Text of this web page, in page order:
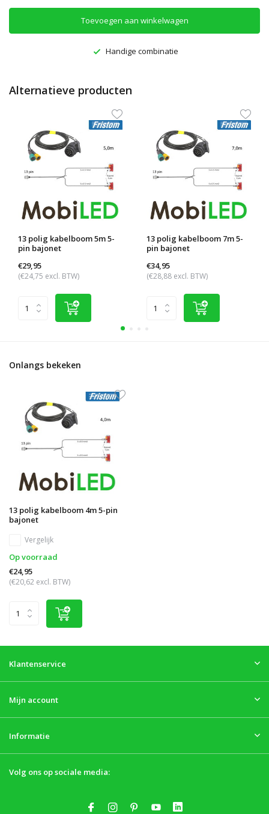
Toevoegen aan winkelwagen
Handige combinatie
Alternatieve producten
13 polig kabelboom 5m 5-
pin bajonet
€29,95
(€24,75 excl. BTW)
13 polig kabelboom 7m 5-
pin bajonet
€34,95
(€28,88 excl. BTW)
Onlangs bekeken
13 polig kabelboom 4m 5-pin
bajonet
Vergelijk
Op voorraad
€24,95
(€20,62 excl. BTW)
Klantenservice
Mijn account
Informatie
Volg ons op sociale media: